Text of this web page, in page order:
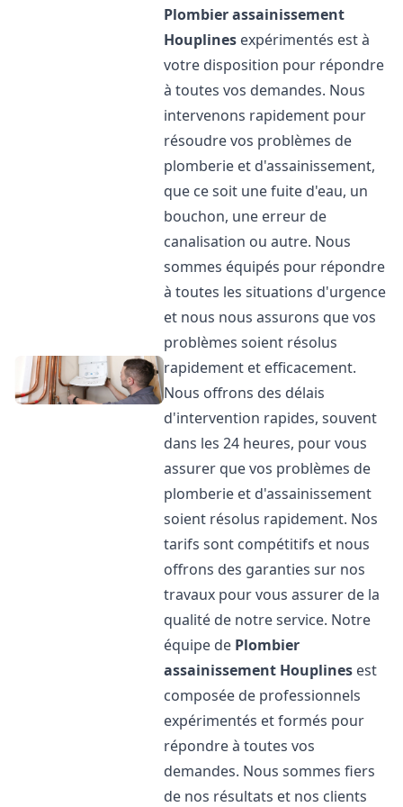
Plombier assainissement
Houplines expérimentés est à
votre disposition pour répondre
à toutes vos demandes. Nous
intervenons rapidement pour
résoudre vos problèmes de
plomberie et d'assainissement,
que ce soit une fuite d'eau, un
bouchon, une erreur de
canalisation ou autre. Nous
sommes équipés pour répondre
à toutes les situations d'urgence
et nous nous assurons que vos
problèmes soient résolus
rapidement et efficacement.
Nous offrons des délais
d'intervention rapides, souvent
dans les 24 heures, pour vous
assurer que vos problèmes de
plomberie et d'assainissement
soient résolus rapidement. Nos
tarifs sont compétitifs et nous
offrons des garanties sur nos
travaux pour vous assurer de la
qualité de notre service. Notre
équipe de Plombier
assainissement Houplines est
composée de professionnels
expérimentés et formés pour
répondre à toutes vos
demandes. Nous sommes fiers
de nos résultats et nos clients